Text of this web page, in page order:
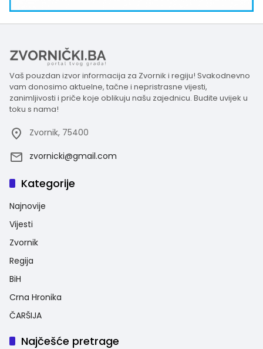
Vaš pouzdan izvor informacija za Zvornik i regiju! Svakodnevno
vam donosimo aktuelne, tačne i nepristrasne vijesti,
zanimljivosti i priče koje oblikuju našu zajednicu. Budite uvijek u
toku s nama!
Zvornik, 75400
zvornicki@gmail.com
Kategorije
Najnovije
Vijesti
Zvornik
Regija
BiH
Crna Hronika
ČARŠIJA
Najčešće pretrage